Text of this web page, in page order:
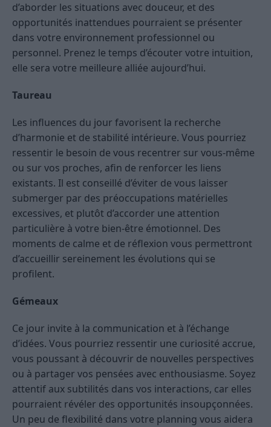
d’aborder les situations avec douceur, et des
opportunités inattendues pourraient se présenter
dans votre environnement professionnel ou
personnel. Prenez le temps d’écouter votre intuition,
elle sera votre meilleure alliée aujourd’hui.
Taureau
Les influences du jour favorisent la recherche
d’harmonie et de stabilité intérieure. Vous pourriez
ressentir le besoin de vous recentrer sur vous-même
ou sur vos proches, afin de renforcer les liens
existants. Il est conseillé d’éviter de vous laisser
submerger par des préoccupations matérielles
excessives, et plutôt d’accorder une attention
particulière à votre bien-être émotionnel. Des
moments de calme et de réflexion vous permettront
d’accueillir sereinement les évolutions qui se
profilent.
Gémeaux
Ce jour invite à la communication et à l’échange
d’idées. Vous pourriez ressentir une curiosité accrue,
vous poussant à découvrir de nouvelles perspectives
ou à partager vos pensées avec enthousiasme. Soyez
attentif aux subtilités dans vos interactions, car elles
pourraient révéler des opportunités insoupçonnées.
Un peu de flexibilité dans votre planning vous aidera